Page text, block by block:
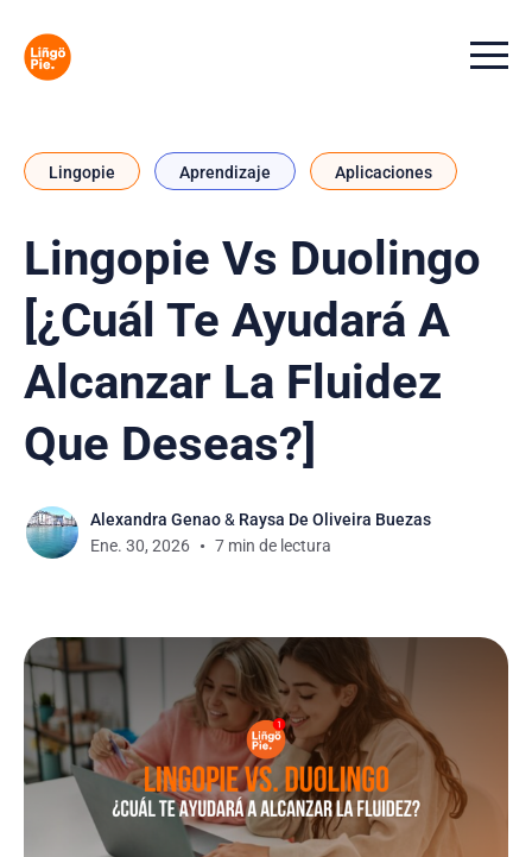
Menu
Lingopie Aprendizaje Aplicaciones
Lingopie Vs Duolingo
[¿Cuál Te Ayudará A
Alcanzar La Fluidez
Que Deseas?]
Alexandra Genao& Raysa De Oliveira Buezas
Ene. 30, 2026
7 min de lectura